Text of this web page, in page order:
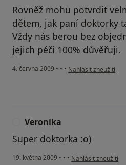
Rovněž mohu potvrdit
dětem, jak paní doktorky
Vždy nás berou bez
jejich péči 100% důvěřuji.
4. června 2009 • • • podle názoru
Nahlásit zneužití
Veronika
Super doktorka :o)
19. května 2009 • • • podle názoru
Nahlásit zneužití